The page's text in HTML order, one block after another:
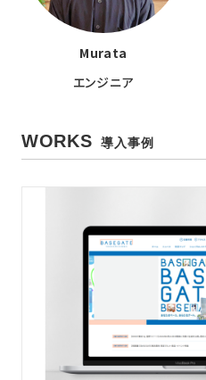
Murata
エンジニア
WORKS 導入事例